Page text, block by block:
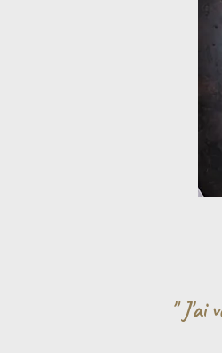
" J'ai